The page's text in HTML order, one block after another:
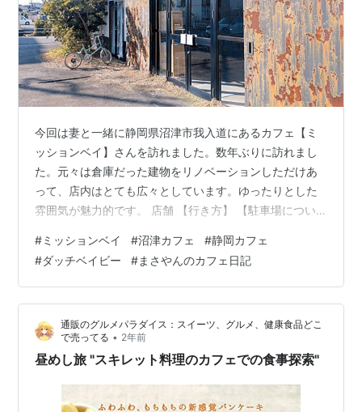
今回は妻と一緒に静岡県沼津市我入道にあるカフェ【ミ
ッションベイ】さんを訪れました。数年ぶりに訪れまし
た。元々は倉庫だった建物をリノベーションしただけあ
って、店内はとても広々としています。ゆったりとした
雰囲気が魅力的です。 店舗 【行き方】 【駐車場につい
ー】 【おわりに】 【基本情報】 【行き方】 ・バス：沼
津駅4番のりばから東海バスに乗り、「秋葉町」バス停下
車、徒歩5分。・車：沼津駅から約12分。 【駐車場につ
いて】 駐車場 広々していて10台以上、停めることができ
ます。 【外観】 扉は年期を感じさせますね。 外観はま
さに倉庫で、住宅街の…
#ミッションベイ #沼津カフェ #静岡カフェ
#ダッチベイビー #まさやんのカフェ日記
通販のグルメパラダイス：スイーツ、グルメ、健康食品どこ
で売ってる • 2年前
昼めし旅 "スキレット料理のカフェでの食事探索"